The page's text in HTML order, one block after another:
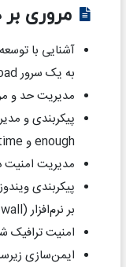
مروری بر
آشنایی با
به یک سرور
مدیریت حد و
پیکربندی و
enoughو
مدیریت امنیت
پیکربندی
بر نرم‌افزار (
امنیت ترافیک
ایمن‌سازی